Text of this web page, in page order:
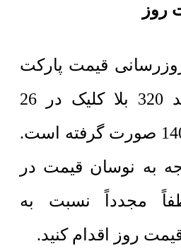
روز
قیمت پارکت
لمینت کد 320 بلا کلیک در 26
خرداد 1405 صورت گرفته است.
به نوسان قیمت در
مجدداً نسبت به
روز اقدام کنید.